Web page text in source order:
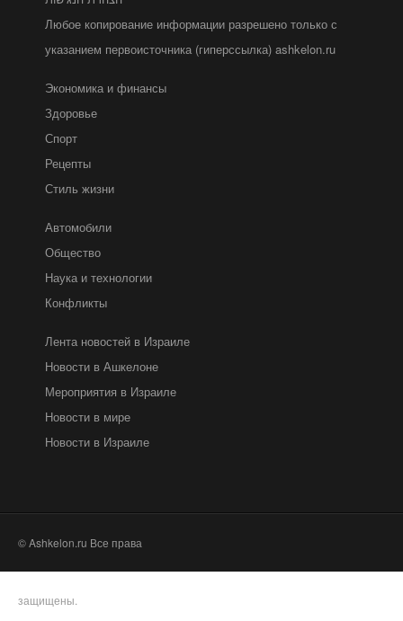
Любое копирование информации разрешено только с
указанием первоисточника (гиперссылка) ashkelon.ru
Экономика и финансы
Здоровье
Спорт
Рецепты
Стиль жизни
Автомобили
Общество
Наука и технологии
Конфликты
Лента новостей в Израиле
Новости в Ашкелоне
Мероприятия в Израиле
Новости в мире
Новости в Израиле
© Ashkelon.ru Все права
защищены.